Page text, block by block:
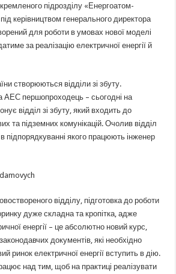
підрозділу «Енергоатом-
керівництвом генерального директора
для роботи в умовах нової моделі
за реалізацію електричної енергії й
створюються відділи зі збуту.
АЕС першопроходець – сьогодні на
відділ зі збуту, який входить до
та підземних комунікацій. Очолив відділ
якого працюють інженер
відділу, підготовка до роботи
дуже складна та кропітка, адже
енергії – це абсолютно новий курс,
документів, які необхідно
ринок електричної енергії вступить в дію.
над тим, щоб на практиці реалізувати